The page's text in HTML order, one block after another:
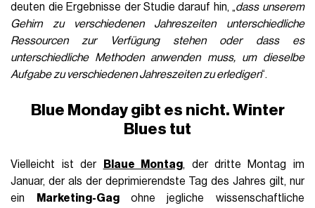
deuten die Ergebnisse der Studie darauf hin, „dass unserem
Gehirn zu verschiedenen Jahreszeiten unterschiedliche
Ressourcen zur Verfügung stehen oder dass es
unterschiedliche Methoden anwenden muss, um dieselbe
Aufgabe zu verschiedenen Jahreszeiten zu erledigen“.
Blue Monday gibt es nicht. Winter
Blues tut
Vielleicht ist der Blaue Montag, der dritte Montag im
Januar, der als der deprimierendste Tag des Jahres gilt, nur
ein
Marketing-Gagohne jegliche wissenschaftliche